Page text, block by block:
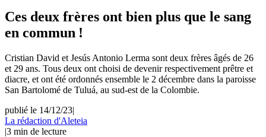
Ces deux frères ont bien plus que le sang
en commun !
Cristian David et Jesús Antonio Lerma sont deux frères âgés de 26
et 29 ans. Tous deux ont choisi de devenir respectivement prêtre et
diacre, et ont été ordonnés ensemble le 2 décembre dans la paroisse
San Bartolomé de Tuluá, au sud-est de la Colombie.
publié le 14/12/23|
La rédaction d'Aleteia
|3 min de lecture